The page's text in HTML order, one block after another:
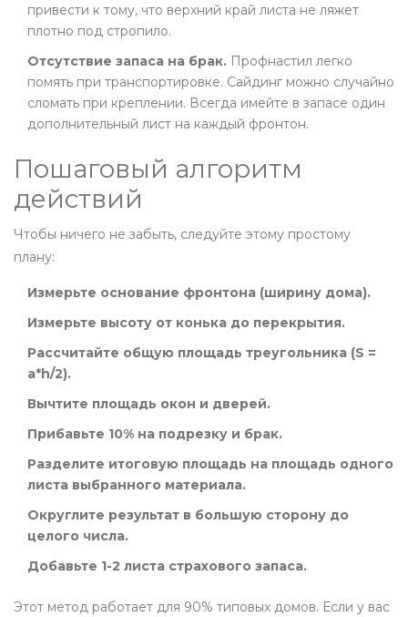
привести к тому, что верхний край листа не ляжет
плотно под стропило.
Отсутствие запаса на брак. Профнастил легко
помять при транспортировке. Сайдинг можно случайно
сломать при креплении. Всегда имейте в запасе один
дополнительный лист на каждый фронтон.
Пошаговый алгоритм
действий
Чтобы ничего не забыть, следуйте этому простому
плану:
Измерьте основание фронтона (ширину дома).
Измерьте высоту от конька до перекрытия.
Рассчитайте общую площадь треугольника (S =
a*h/2).
Вычтите площадь окон и дверей.
Прибавьте 10% на подрезку и брак.
Разделите итоговую площадь на площадь одного
листа выбранного материала.
Округлите результат в большую сторону до
целого числа.
Добавьте 1-2 листа страхового запаса.
Этот метод работает для 90% типовых домов. Если у вас